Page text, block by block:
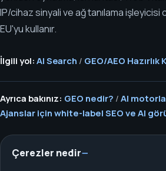
IP/cihaz sinyali ve ağ tanılama
EU'yu kullanır.
İlgili yol: AI Search / GEO/AEO
Ayrıca bakınız: GEO nedir? / AI
Ajanslar için white-label SEO ve AI
Çerezler nedir